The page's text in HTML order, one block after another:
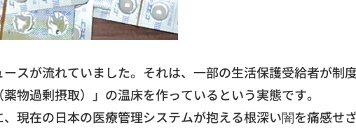
スが流れていました。それは、 一部の生活保護受給者が制
物過剰摂取）」 の温床を作っているという実態です。
現在の日本の医療管理システムが抱える根深い闇を痛感せ